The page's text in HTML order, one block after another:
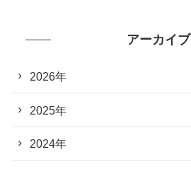
アーカイブ
2026年
2025年
2024年